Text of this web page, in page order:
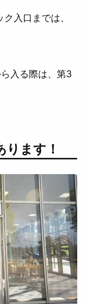
入口までは、
入る際は、第3
ります！